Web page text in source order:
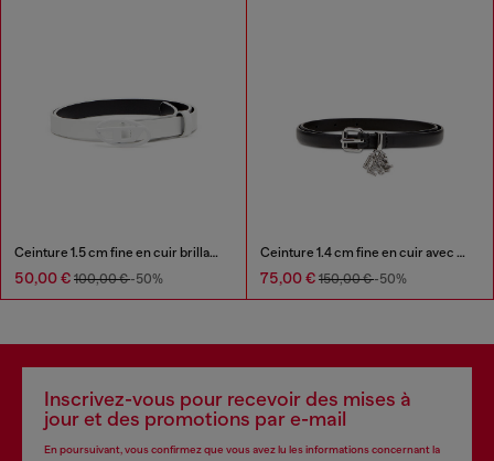
Ceinture 1.5 cm fine en cuir brillant avec boucle Oval D
50,00 € 100,00 €-50%
Ceinture 1.4 cm fine en cuir avec charms à logo
75,00 € 150,00 €-50%
Inscrivez-vous pour recevoir des mises à
jour et des promotions par e-mail
En poursuivant, vous confirmez que vous avez lu les informations concernant la